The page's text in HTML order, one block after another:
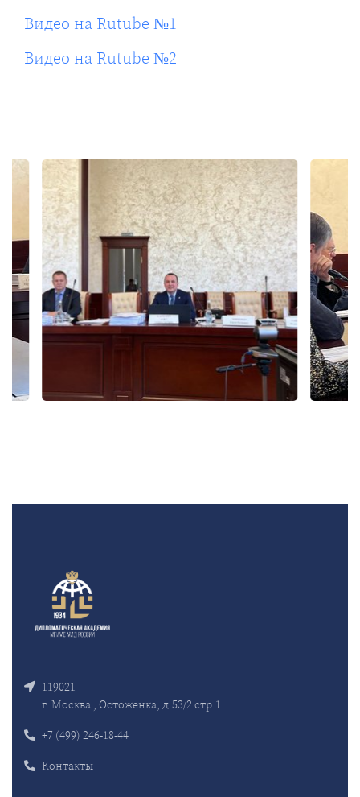
Видео на Rutube №1
Видео на Rutube №2
119021
г. Москва , Остоженка, д.53/2 стр.1
+7 (499) 246-18-44
Контакты